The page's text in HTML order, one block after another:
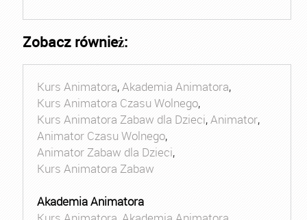
Zobacz również:
Kurs Animatora,Akademia Animatora,
Kurs Animatora Czasu Wolnego,
Kurs Animatora Zabaw dla Dzieci,Animator,
Animator Czasu Wolnego,
Animator Zabaw dla Dzieci,
Kurs Animatora Zabaw
Akademia Animatora